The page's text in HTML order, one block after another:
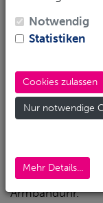
leuchtenden
Dank des
Tauchmodi,
andere
äußerst
alles, was du
mit dem
Armbanduhr.
Notwendig
Statistiken
Cookies zulassen
Nur notwendige
Mehr Details...